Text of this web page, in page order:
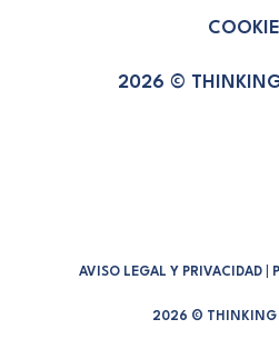
2026 ©
AVISO LEGAL Y PRIVACIDAD
2026 © THINKING